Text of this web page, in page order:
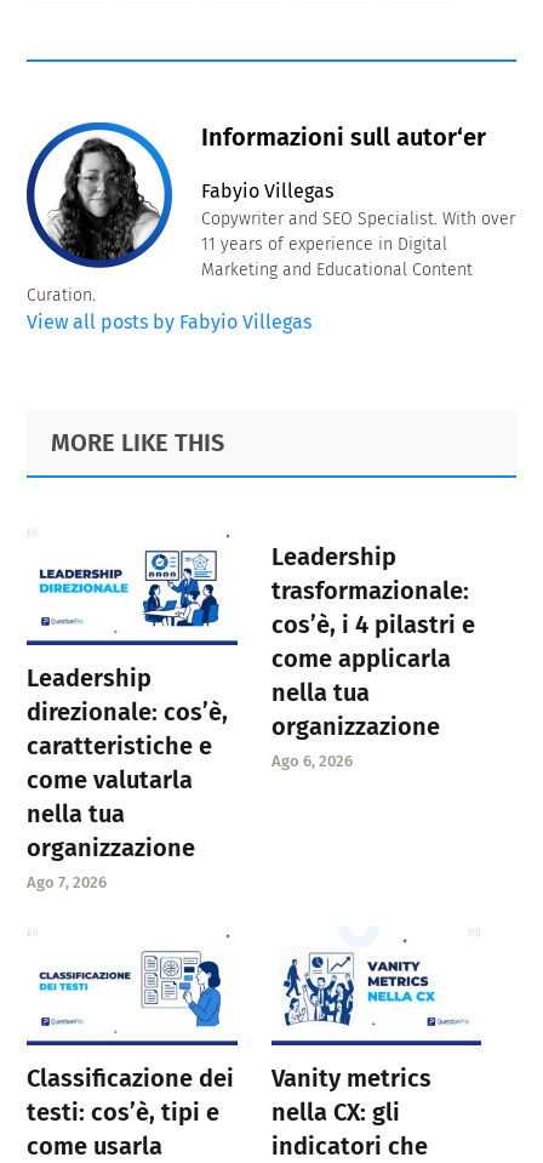
Informazioni sull autor‘er
Fabyio Villegas
Copywriter and SEO Specialist. With over
11 years of experience in Digital
Marketing and Educational Content
Curation.
View all posts by Fabyio Villegas
Primary
Sidebar
Footer
MORE LIKE THIS
Leadership
direzionale: cos’è,
caratteristiche e
come valutarla
nella tua
organizzazione
Ago 7, 2026
Leadership
trasformazionale:
cos’è, i 4 pilastri e
come applicarla
nella tua
organizzazione
Ago 6, 2026
Classificazione dei
testi: cos’è, tipi e
come usarla
Vanity metrics
nella CX: gli
indicatori che